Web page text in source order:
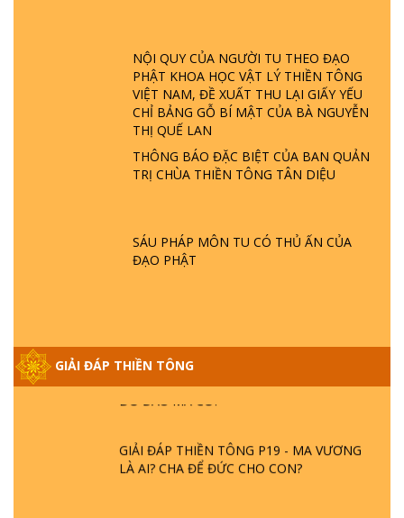
NỘI QUY CỦA NGƯỜI TU THEO ĐẠO
PHẬT KHOA HỌC VẬT LÝ THIỀN TÔNG
VIỆT NAM, ĐỀ XUẤT THU LẠI GIẤY YẾU
CHỈ BẢNG GỖ BÍ MẬT CỦA BÀ NGUYỄN
THỊ QUẾ LAN
THÔNG BÁO ĐẶC BIỆT CỦA BAN QUẢN
TRỊ CHÙA THIỀN TÔNG TÂN DIỆU
SÁU PHÁP MÔN TU CÓ THỦ ẤN CỦA
ĐẠO PHẬT
GIẢI ĐÁP THIỀN TÔNG
LÀ AI? QUỶ SA TĂNG? | TTTD
GIẢI ĐÁP THIỀN TÔNG ĐẶC BIỆT P22 - TẠI
SAO TRÁI ĐẤT NHIỀU THIÊN TAI - LŨ LỤT
- HỎA HOẠN | TTTD
GIẢI ĐÁP THIỀN TÔNG ĐẶC BIỆT P21 - TẠI
GIẢI ĐÁP VỀ LỄ TIỄN THIỀN TÔNG SƯ
GIẢI ĐÁP THIỀN TÔNG ĐẶC BIỆT PHẦN 20
- BÁC NGUYỄN NHÂN LÀ AI? PHIỀN NÃO
GIẢI ĐÁP THIỀN TÔNG P19 - MA VƯƠNG
LÀ AI? CHA ĐỂ ĐỨC CHO CON?